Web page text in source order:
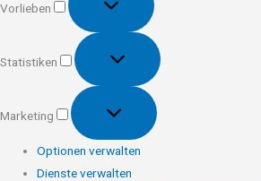
Vorlieben
Statistiken
Statistiken
Marketing
Marketing
Optionen verwalten
Dienste verwalten